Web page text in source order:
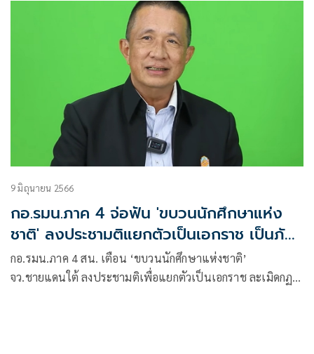
9 มิถุนายน 2566
กอ.รมน.ภาค 4 จ่อฟัน 'ขบวนนักศึกษาแห่ง
ชาติ' ลงประชามติแยกตัวเป็นเอกราช เป็นภัย
ความมั่นคง
กอ.รมน.ภาค 4 สน. เตือน ‘ขบวนนักศึกษาแห่งชาติ’
จว.ชายแดนใต้ ลงประชามติเพื่อแยกตัวเป็นเอกราช ละเมิดกฏ